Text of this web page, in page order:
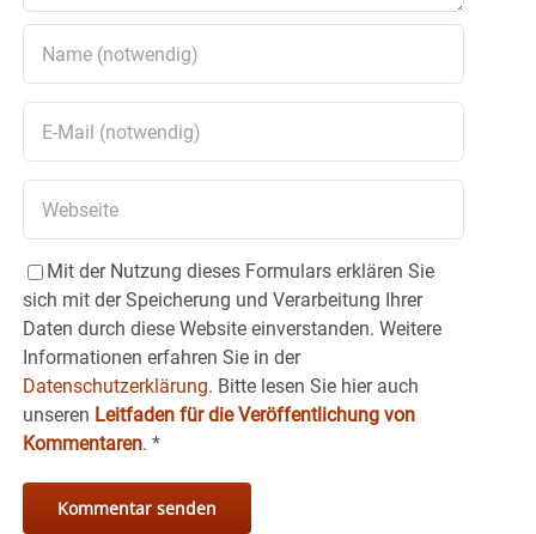
Mit der Nutzung dieses Formulars erklären Sie
sich mit der Speicherung und Verarbeitung Ihrer
Daten durch diese Website einverstanden. Weitere
Informationen erfahren Sie in der
Datenschutzerklärung. Bitte lesen Sie hier auch
unseren Leitfaden für die Veröffentlichung von
Kommentaren. *